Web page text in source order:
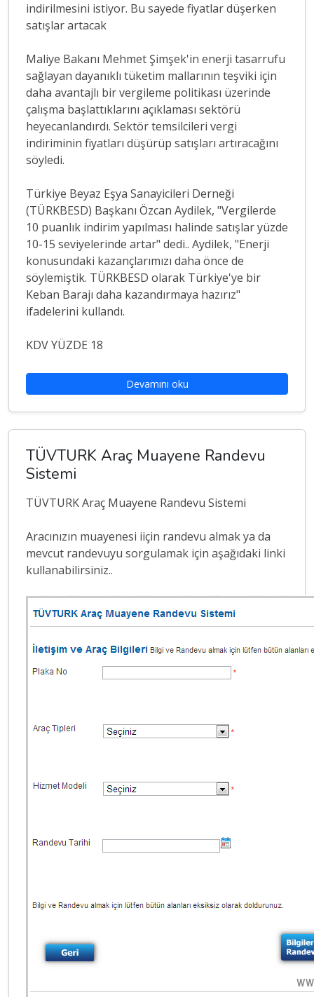
indirilmesini istiyor. Bu sayede fiyatlar düşerken
satışlar artacak
Maliye Bakanı Mehmet Şimşek'in enerji tasarrufu
sağlayan dayanıklı tüketim mallarının teşviki için
daha avantajlı bir vergileme politikası üzerinde
çalışma başlattıklarını açıklaması sektörü
heyecanlandırdı. Sektör temsilcileri vergi
indiriminin fiyatları düşürüp satışları artıracağını
söyledi.
Türkiye Beyaz Eşya Sanayicileri Derneği
(TÜRKBESD) Başkanı Özcan Aydilek, "Vergilerde
10 puanlık indirim yapılması halinde satışlar yüzde
10-15 seviyelerinde artar" dedi.. Aydilek, "Enerji
konusundaki kazançlarımızı daha önce de
söylemiştik. TÜRKBESD olarak Türkiye'ye bir
Keban Barajı daha kazandırmaya hazırız"
ifadelerini kullandı.
KDV YÜZDE 18
Devamını oku
TÜVTURK Araç Muayene Randevu
Sistemi
TÜVTURK Araç Muayene Randevu Sistemi
Aracınızın muayenesi iiçin randevu almak ya da
mevcut randevuyu sorgulamak için aşağıdaki linki
kullanabilirsiniz..